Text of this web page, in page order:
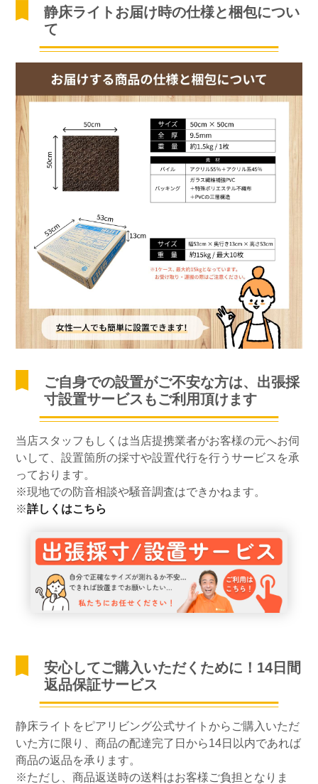
静床ライトお届け時の仕様と梱包につい
て
ご自身での設置がご不安な方は、出張採
寸設置サービスもご利用頂けます
当店スタッフもしくは当店提携業者がお客様の元へお伺
いして、設置箇所の採寸や設置代行を行うサービスを承
っております。
※現地での防音相談や騒音調査はできかねます。
※詳しくはこちら
安心してご購入いただくために！14日間
返品保証サービス
静床ライトをピアリビング公式サイトからご購入いただ
いた方に限り、商品の配達完了日から14日以内であれば
商品の返品を承ります。
※ただし、商品返送時の送料はお客様ご負担となりま